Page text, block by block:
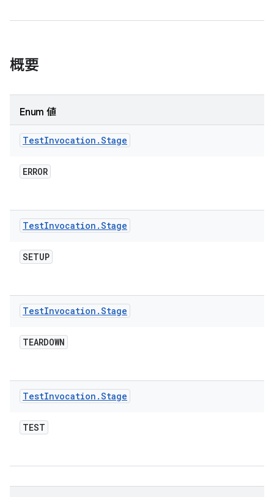
概要
Enum 値
TestInvocation .Stage
ERROR
TestInvocation .Stage
SETUP
TestInvocation .Stage
TEARDOWN
TestInvocation .Stage
TEST